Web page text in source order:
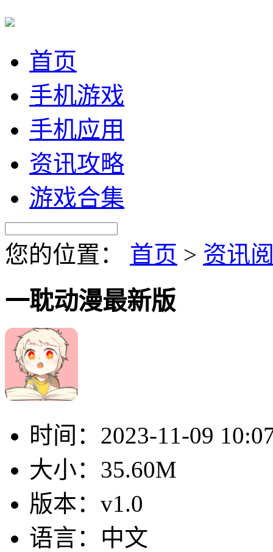
首页
手机游戏
手机应用
资讯攻略
游戏合集
您的位置： 首页 > 资讯
一耽动漫最新版
时间： 2023-11-09
大小： 35.60M
版本： v1.0
语言： 中文